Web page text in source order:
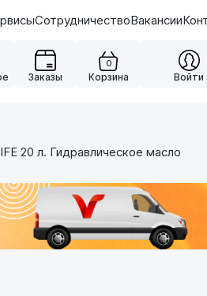
СотрудничествоВакансии
Заказы
0
Корзина Войти
20 л. Гидравлическое масло